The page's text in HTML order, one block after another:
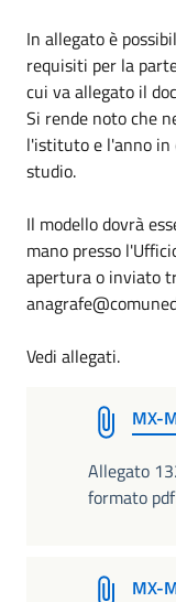
In allegato è
requisiti per la
cui va allegato il
Si rende noto che
l'istituto e l'anno in
studio.
Il modello dovrà
mano presso
apertura o inviato
Vedi allegati.
MX-
Allegato
formato pdf
MX-